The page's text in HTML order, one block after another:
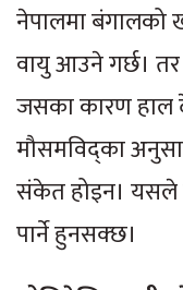
नेपालमा बंगालको
वायु आउने गर्छ।
जसका कारण हाल
मौसमविद्का
संकेत होइन। यसले
पार्ने हुनसक्छ।